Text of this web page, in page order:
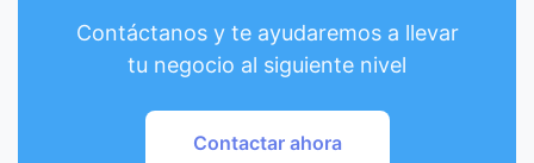
Contáctanos y te ayudaremos a llevar
tu negocio al siguiente nivel
Contactar ahora